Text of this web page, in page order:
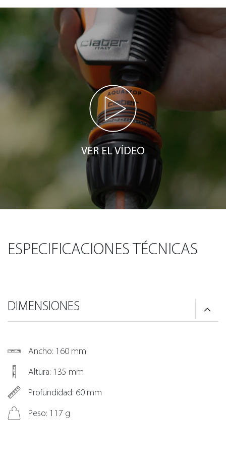
VER EL VÍDEO
ESPECIFICACIONES TÉCNICAS
DIMENSIONES
Ancho: 160 mm
Altura: 135 mm
Profundidad: 60 mm
Peso: 117 g